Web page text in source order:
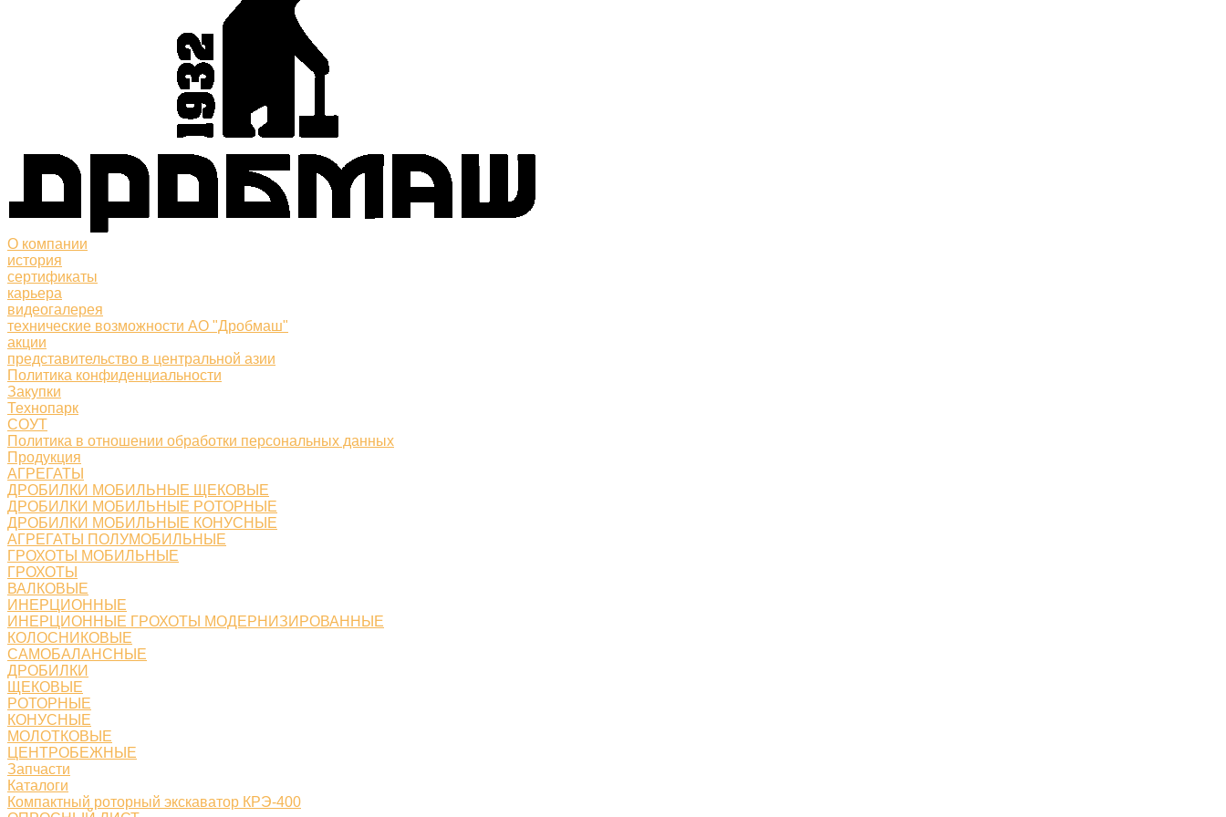
О компании
история
сертификаты
карьера
видеогалерея
технические возможности АО "Дробмаш"
акции
представительство в центральной азии
Политика конфиденциальности
Закупки
Технопарк
СОУТ
Политика в отношении обработки персональных данных
Продукция
АГРЕГАТЫ
ДРОБИЛКИ МОБИЛЬНЫЕ ЩЕКОВЫЕ
ДРОБИЛКИ МОБИЛЬНЫЕ РОТОРНЫЕ
ДРОБИЛКИ МОБИЛЬНЫЕ КОНУСНЫЕ
АГРЕГАТЫ ПОЛУМОБИЛЬНЫЕ
ГРОХОТЫ МОБИЛЬНЫЕ
ГРОХОТЫ
ВАЛКОВЫЕ
ИНЕРЦИОННЫЕ
ИНЕРЦИОННЫЕ ГРОХОТЫ МОДЕРНИЗИРОВАННЫЕ
КОЛОСНИКОВЫЕ
САМОБАЛАНСНЫЕ
ДРОБИЛКИ
ЩЕКОВЫЕ
РОТОРНЫЕ
КОНУСНЫЕ
МОЛОТКОВЫЕ
ЦЕНТРОБЕЖНЫЕ
Запчасти
Каталоги
Компактный роторный экскаватор КРЭ-400